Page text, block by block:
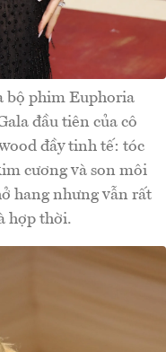
bộ phim Euphoria
đầu tiên của cô
đầy tinh tế: tóc
cương và son môi
hang nhưng vẫn rất
hợp thời.